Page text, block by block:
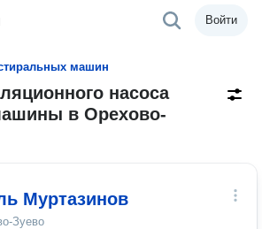
Войти
машин
насоса
в Орехово-
Муртазинов
Зуево